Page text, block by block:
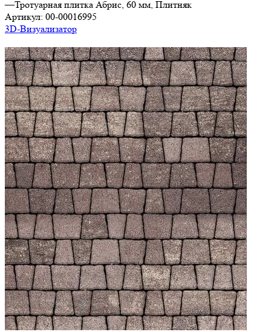
—Тротуарная плитка Абрис, 60 мм, Плитняк
Артикул: 00-00016995
3D-Визуализатор